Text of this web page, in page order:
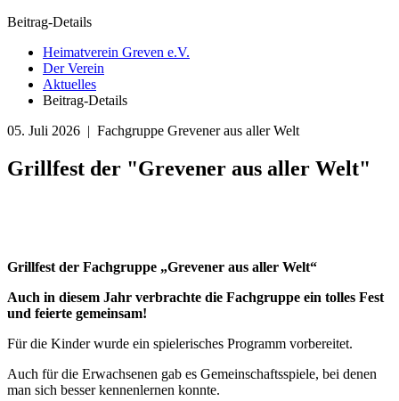
Beitrag-Details
Heimatverein Greven e.V.
Der Verein
Aktuelles
Beitrag-Details
05. Juli 2026 | Fachgruppe Grevener aus aller Welt
Grillfest der "Grevener aus aller Welt"
Grillfest der Fachgruppe „Grevener aus aller Welt“
Auch in diesem Jahr verbrachte die Fachgruppe ein tolles Fest
und feierte gemeinsam!
Für die Kinder wurde ein spielerisches Programm vorbereitet.
Auch für die Erwachsenen gab es Gemeinschaftsspiele, bei denen
man sich besser kennenlernen konnte.